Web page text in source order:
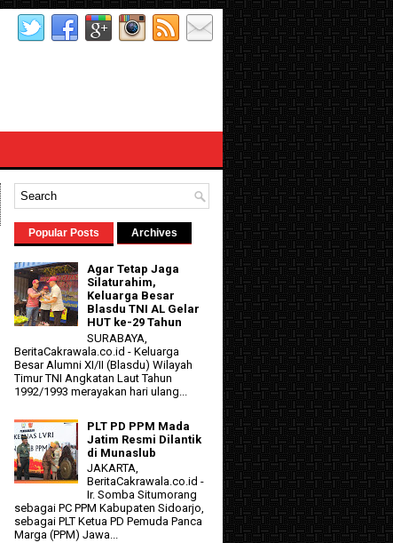
Popular Posts Archives
Agar Tetap Jaga
Silaturahim,
Keluarga Besar
Blasdu TNI AL Gelar
HUT ke-29 Tahun
SURABAYA,
BeritaCakrawala.co.id - Keluarga
Besar Alumni XI/II (Blasdu) Wilayah
Timur TNI Angkatan Laut Tahun
1992/1993 merayakan hari ulang...
PLT PD PPM Mada
Jatim Resmi Dilantik
di Munaslub
JAKARTA,
BeritaCakrawala.co.id -
Ir. Somba Situmorang
sebagai PC PPM Kabupaten Sidoarjo,
sebagai PLT Ketua PD Pemuda Panca
Marga (PPM) Jawa...